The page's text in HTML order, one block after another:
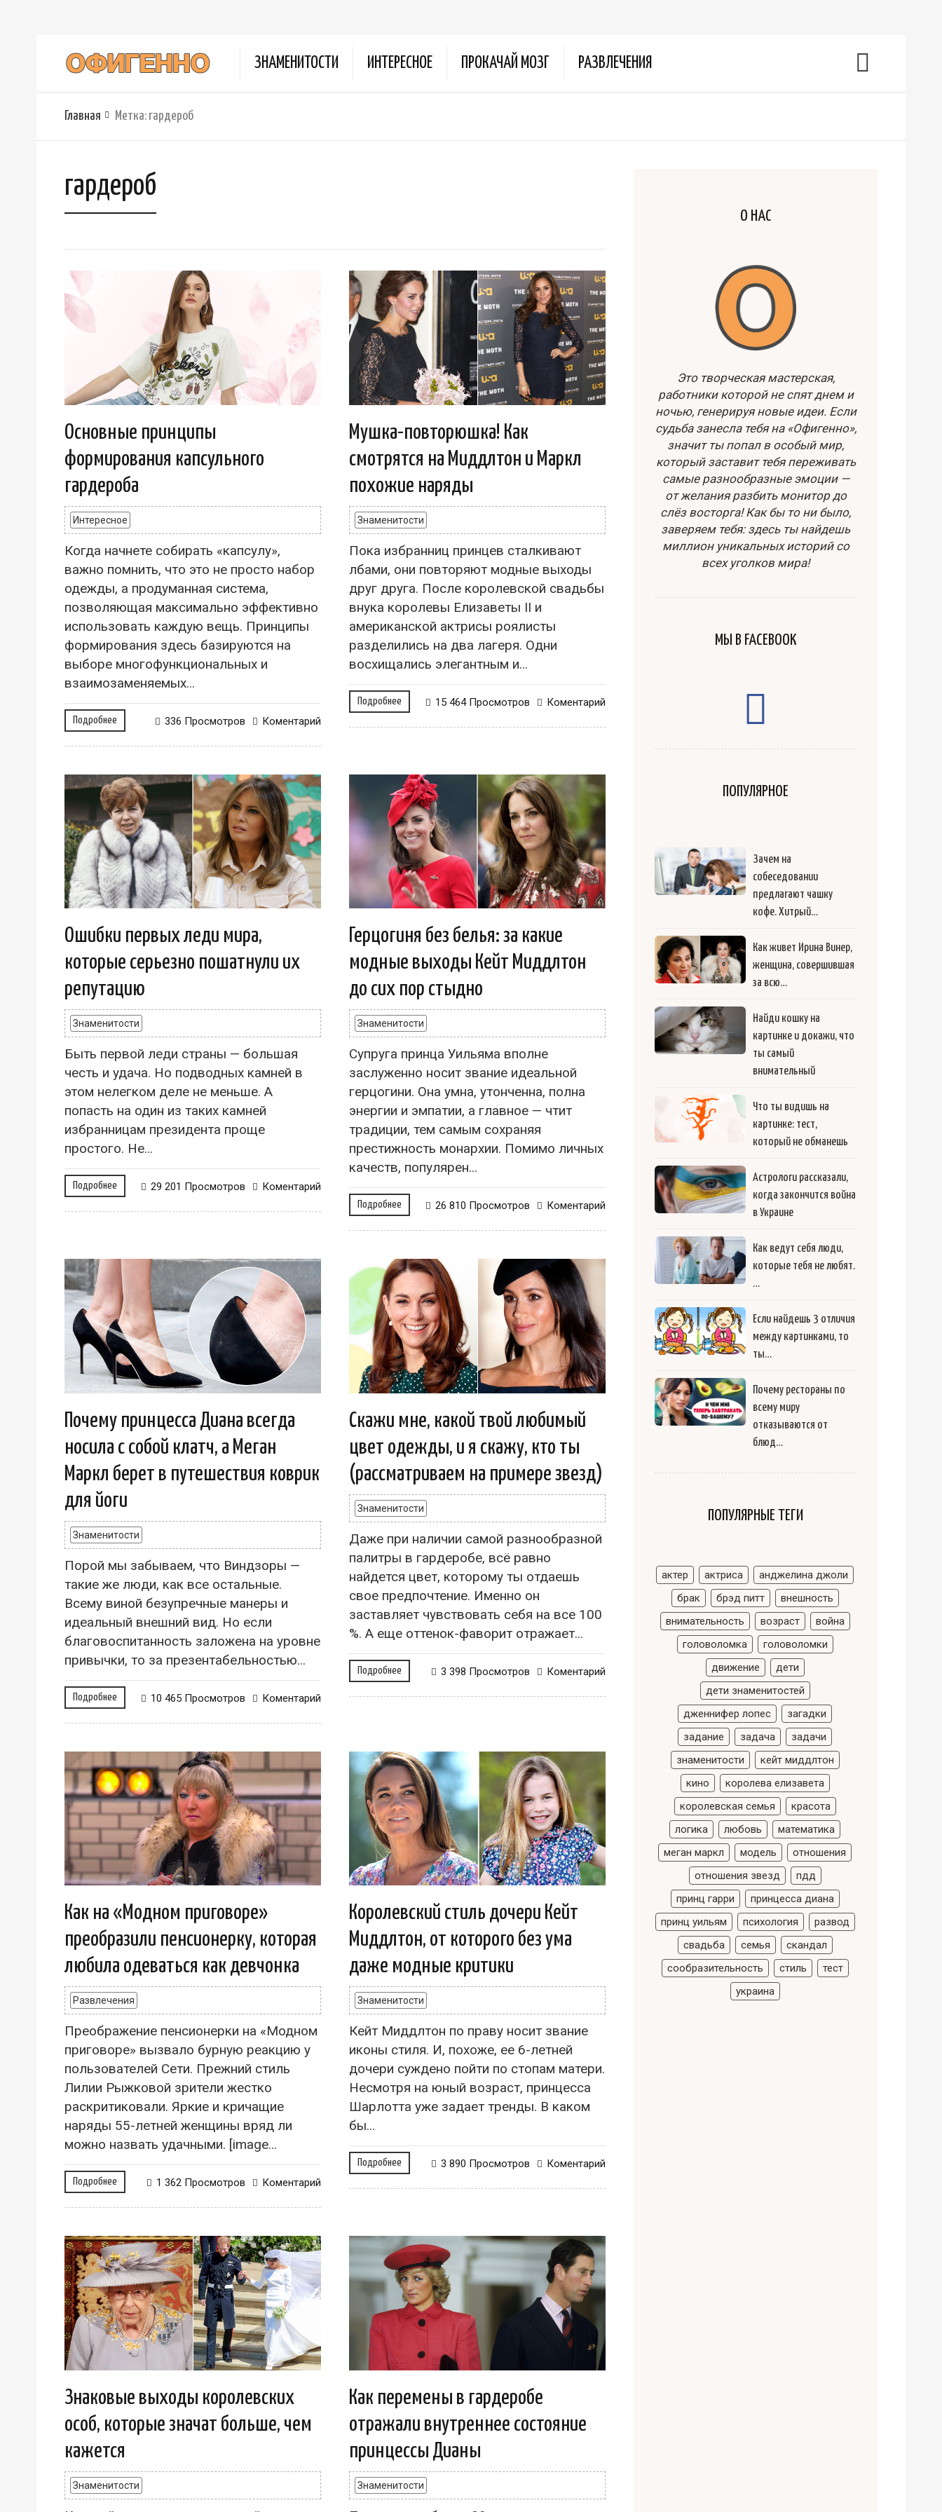
ЗНАМЕНИТОСТИ ИНТЕРЕСНОЕ ПРОКАЧАЙ МОЗГ РАЗВЛЕЧЕНИЯ
Главная Метка: гардероб
гардероб
Основные принципы
формирования капсульного
гардероба
Интересное
Когда начнете собирать «капсулу»,
важно помнить, что это не просто набор
одежды, а продуманная система,
позволяющая максимально эффективно
использовать каждую вещь. Принципы
формирования здесь базируются на
выборе многофункциональных и
взаимозаменяемых...
Подробнее Коментарий
336 Просмотров
Мушка-повторюшка! Как
смотрятся на Миддлтон и Маркл
похожие наряды
Знаменитости
Пока избранниц принцев сталкивают
лбами, они повторяют модные выходы
друг друга. После королевской свадьбы
внука королевы Елизаветы II и
американской актрисы роялисты
разделились на два лагеря. Одни
восхищались элегантным и...
Подробнее Коментарий
15 464 Просмотров
Ошибки первых леди мира,
которые серьезно пошатнули их
репутацию
Знаменитости
Быть первой леди страны — большая
честь и удача. Но подводных камней в
этом нелегком деле не меньше. А
попасть на один из таких камней
избранницам президента проще
простого. Не...
Подробнее Коментарий
29 201 Просмотров
Герцогиня без белья: за какие
модные выходы Кейт Миддлтон
до сих пор стыдно
Знаменитости
Супруга принца Уильяма вполне
заслуженно носит звание идеальной
герцогини. Она умна, утонченна, полна
энергии и эмпатии, а главное — чтит
традиции, тем самым сохраняя
престижность монархии. Помимо личных
качеств, популярен...
Подробнее Коментарий
26 810 Просмотров
Почему принцесса Диана всегда
носила с собой клатч, а Меган
Маркл берет в путешествия коврик
для йоги
Знаменитости
Порой мы забываем, что Виндзоры —
такие же люди, как все остальные.
Всему виной безупречные манеры и
идеальный внешний вид. Но если
благовоспитанность заложена на уровне
привычки, то за презентабельностью...
Подробнее Коментарий
10 465 Просмотров
Скажи мне, какой твой любимый
цвет одежды, и я скажу, кто ты
(рассматриваем на примере звезд)
Знаменитости
Даже при наличии самой разнообразной
палитры в гардеробе, всё равно
найдется цвет, которому ты отдаешь
свое предпочтение. Именно он
заставляет чувствовать себя на все 100
%. А еще оттенок-фаворит отражает...
Подробнее Коментарий
3 398 Просмотров
Как на «Модном приговоре»
преобразили пенсионерку, которая
любила одеваться как девчонка
Развлечения
Преображение пенсионерки на «Модном
приговоре» вызвало бурную реакцию у
пользователей Сети. Прежний стиль
Лилии Рыжковой зрители жестко
раскритиковали. Яркие и кричащие
наряды 55-летней женщины вряд ли
можно назвать удачными. [image...
Подробнее Коментарий
1 362 Просмотров
Королевский стиль дочери Кейт
Миддлтон, от которого без ума
даже модные критики
Знаменитости
Кейт Миддлтон по праву носит звание
иконы стиля. И, похоже, ее 6-летней
дочери суждено пойти по стопам матери.
Несмотря на юный возраст, принцесса
Шарлотта уже задает тренды. В каком
бы...
Подробнее Коментарий
3 890 Просмотров
Знаковые выходы королевских
особ, которые значат больше, чем
кажется
Знаменитости
Как перемены в гардеробе
отражали внутреннее состояние
принцессы Дианы
Знаменитости
О НАС
Это творческая мастерская,
работники которой не спят днем и
ночью, генерируя новые идеи. Если
судьба занесла тебя на «Офигенно»,
значит ты попал в особый мир,
который заставит тебя переживать
самые разнообразные эмоции —
от желания разбить монитор до
слёз восторга! Как бы то ни было,
заверяем тебя: здесь ты найдешь
миллион уникальных историй со
всех уголков мира!
МЫ В FACEBOOK
ПОПУЛЯРНОЕ
Зачем на
собеседовании
предлагают чашку
кофе. Хитрый…
Как живет Ирина Винер,
женщина, совершившая
за всю…
Найди кошку на
картинке и докажи, что
ты самый
внимательный
Что ты видишь на
картинке: тест,
который не обманешь
Астрологи рассказали,
когда закончится война
в Украине
Как ведут себя люди,
которые тебя не любят.
…
Если найдешь 3 отличия
между картинками, то
ты…
Почему рестораны по
всему миру
отказываются от
блюд…
ПОПУЛЯРНЫЕ ТЕГИ
актер актриса
анджелина джоли
брак
брэд питт
внешность
внимательность
возраст
война
головоломка
головоломки
движение
дети
дети знаменитостей
дженнифер лопес
загадки
задание
задача
задачи
знаменитости
кейт миддлтон
кино
королева елизавета
королевская семья
красота
логика
любовь
математика
меган маркл
модель
отношения
отношения звезд
пдд
принц гарри
принцесса диана
принц уильям
психология
развод
свадьба
семья
скандал
сообразительность
стиль
тест
украина